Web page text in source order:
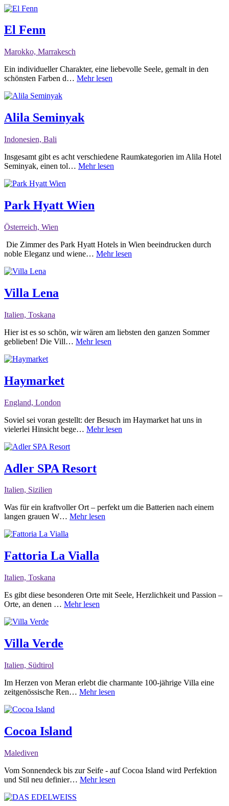
El Fenn
Marokko, Marrakesch
Ein individueller Charakter, eine liebevolle Seele, gemalt in den
schönsten Farben d… Mehr lesen
Alila Seminyak
Indonesien, Bali
Insgesamt gibt es acht verschiedene Raumkategorien im Alila Hotel
Seminyak, einen tol… Mehr lesen
Park Hyatt Wien
Österreich, Wien
Die Zimmer des Park Hyatt Hotels in Wien beeindrucken durch
noble Eleganz und wiene… Mehr lesen
Villa Lena
Italien, Toskana
Hier ist es so schön, wir wären am liebsten den ganzen Sommer
geblieben! Die Vill… Mehr lesen
Haymarket
England, London
Soviel sei voran gestellt: der Besuch im Haymarket hat uns in
vielerlei Hinsicht bege… Mehr lesen
Adler SPA Resort
Italien, Sizilien
Was für ein kraftvoller Ort – perfekt um die Batterien nach einem
langen grauen W… Mehr lesen
Fattoria La Vialla
Italien, Toskana
Es gibt diese besonderen Orte mit Seele, Herzlichkeit und Passion –
Orte, an denen … Mehr lesen
Villa Verde
Italien, Südtirol
Im Herzen von Meran erlebt die charmante 100-jährige Villa eine
zeitgenössische Ren… Mehr lesen
Cocoa Island
Malediven
Vom Sonnendeck bis zur Seife - auf Cocoa Island wird Perfektion
und Stil neu definier… Mehr lesen